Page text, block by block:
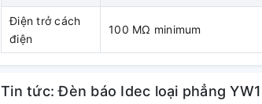
Điện trở cách
điện
100 MΩ minimum
Tin tức: Đèn báo Idec loại phẳng